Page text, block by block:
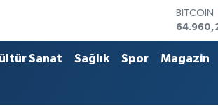
DOLAR
47,7436
EURO
55,2510
Sanat Sağlık Spor Magazin